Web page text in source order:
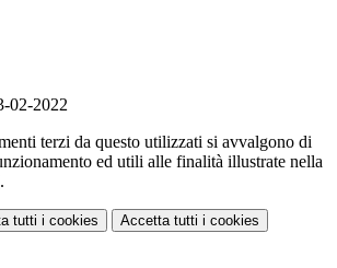
02-2022
terzi da questo utilizzati si avvalgono di
ed utili alle finalità illustrate nella
.
tutti i cookies Accetta tutti i cookies